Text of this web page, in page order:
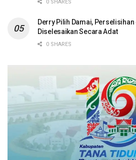
0 SHARES
Derry Pilih Damai,
Diselesaikan Secara Adat
0 SHARES